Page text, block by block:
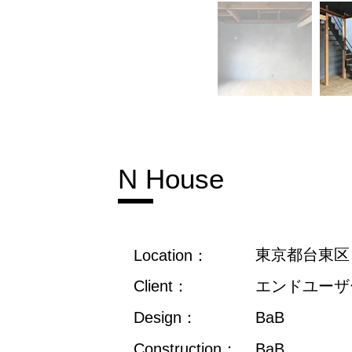
N House
Location：
東京都台東区
Client：
エンドユー
Design：
BaB